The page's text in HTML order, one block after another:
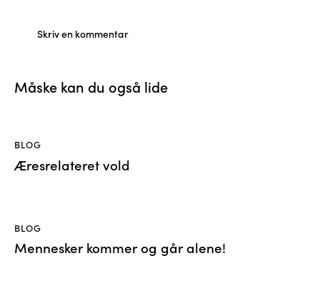
Måske kan du også lide
BLOG
Æresrelateret vold
BLOG
Mennesker kommer og går alene!